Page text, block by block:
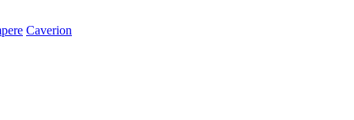
Caverion